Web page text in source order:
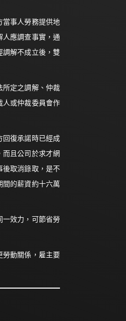
當事人勞務提供地
人應調查事實，通
調解不成立後，雙
所定之調解、仲裁
人或仲裁委員會作
回復承諾時已經成
而且公司於求才網
後取消錄取，是不
間的薪資約十六萬
效力，可節省勞
勞動關係，雇主要